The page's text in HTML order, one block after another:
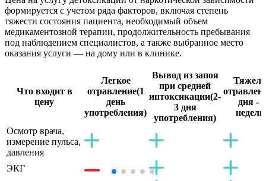
формируется с учетом ряда факторов, включая степень
тяжести состояния пациента, необходимый объем
медикаментозной терапии, продолжительность пребывания
под наблюдением специалистов, а также выбранное место
оказания услуги — на дому или в клинике.
Что входит в
цену
Легкое
отравление(1
день
употребления)
Вывод из запоя
при средней
интоксикации(2-
3 дня
употребления)
дня - 2
Осмотр врача,
измерение пульса,
давления
ЭКГ